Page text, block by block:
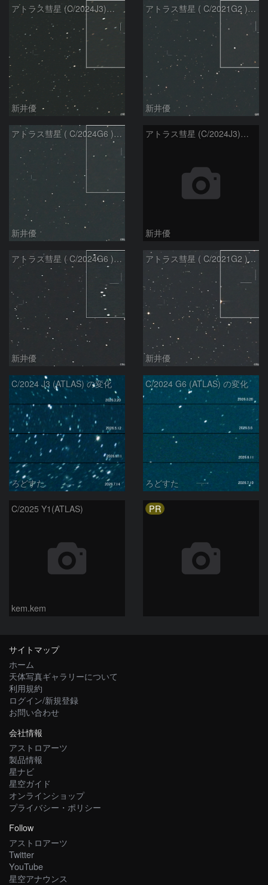
アトラス彗星 (C/2024J3)：2026/07/26
新井優
アトラス彗星 ( C/2021G2 )：2026/07/09
新井優
アトラス彗星 ( C/2024G6 )：2026/07/09
新井優
アトラス彗星 (C/2024J3)：2026/07/09
新井優
アトラス彗星 ( C/2024G6 )：2026/07/08
新井優
アトラス彗星 ( C/2021G2 )：2026/07/08
新井優
C/2024 J3 (ATLAS) の変化
ろどすた
C/2024 G6 (ATLAS) の変化
ろどすた
C/2025 Y1(ATLAS)
kem.kem
PR
サイトマップ
ホーム
天体写真ギャラリーについて
利用規約
ログイン/新規登録
お問い合わせ
会社情報
アストロアーツ
製品情報
星ナビ
星空ガイド
オンラインショップ
プライバシー・ポリシー
Follow
アストロアーツ
Twitter
YouTube
星空アナウンス